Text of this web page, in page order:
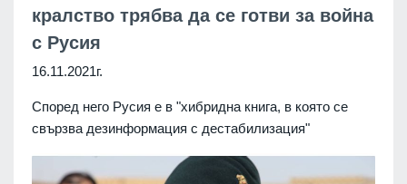
кралство трябва да се готви за война
с Русия
16.11.2021г.
Според него Русия е в "хибридна книга, в която се
свързва дезинформация с дестабилизация"